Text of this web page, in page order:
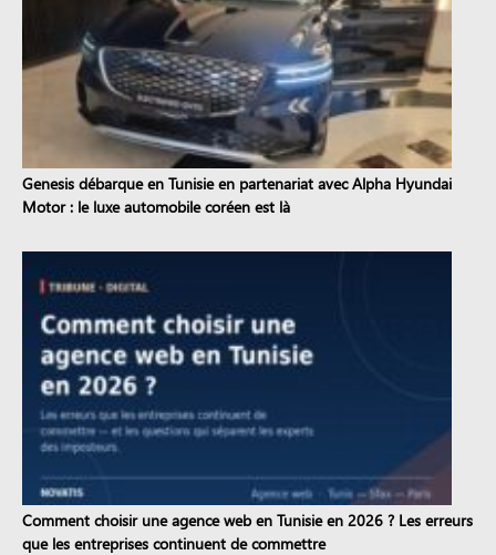
Genesis débarque en Tunisie en partenariat avec Alpha Hyundai
Motor : le luxe automobile coréen est là
Comment choisir une agence web en Tunisie en 2026 ? Les erreurs
que les entreprises continuent de commettre